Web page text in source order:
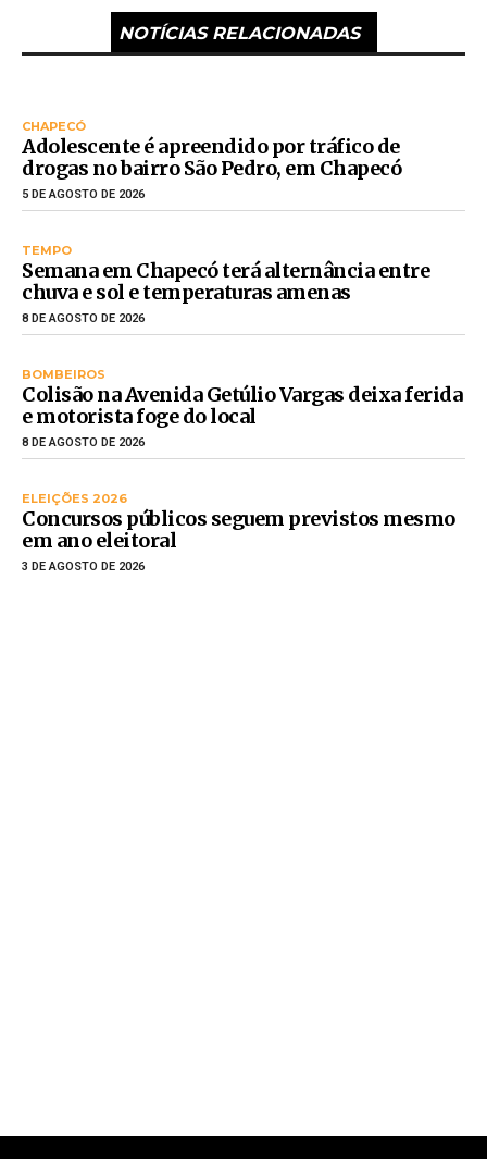
NOTÍCIAS RELACIONADAS
CHAPECÓ
Adolescente é apreendido por tráfico de
drogas no bairro São Pedro, em Chapecó
5 DE AGOSTO DE 2026
TEMPO
Semana em Chapecó terá alternância entre
chuva e sol e temperaturas amenas
8 DE AGOSTO DE 2026
BOMBEIROS
Colisão na Avenida Getúlio Vargas deixa ferida
e motorista foge do local
8 DE AGOSTO DE 2026
ELEIÇÕES 2026
Concursos públicos seguem previstos mesmo
em ano eleitoral
3 DE AGOSTO DE 2026